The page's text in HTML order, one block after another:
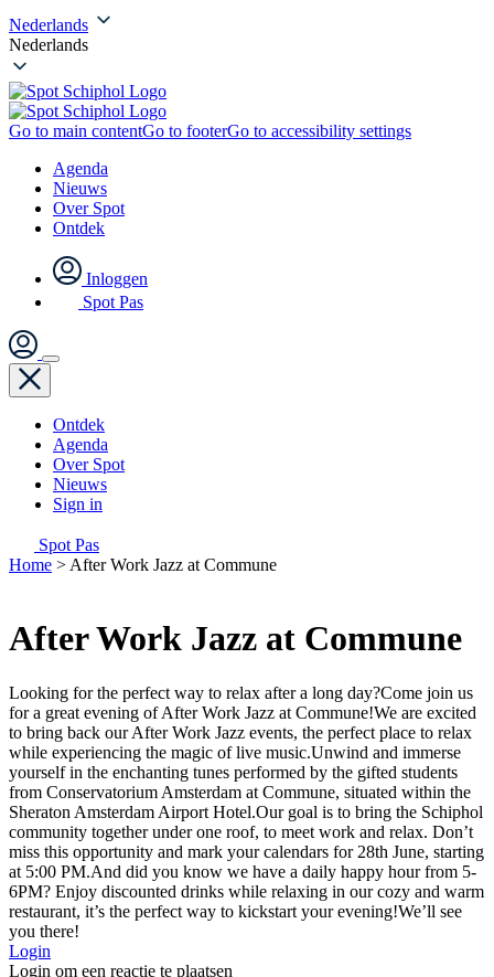
Nederlands
Nederlands
Go to main contentGo to footerGo to accessibility settings
Agenda
Nieuws
Over Spot
Ontdek
Inloggen
Spot Pas
Ontdek
Agenda
Over Spot
Nieuws
Sign in
Spot Pas
Home > After Work Jazz at Commune
After Work Jazz at Commune
Looking for the perfect way to relax after a long day?Come join us
for a great evening of After Work Jazz at Commune!We are excited
to bring back our After Work Jazz events, the perfect place to relax
while experiencing the magic of live music.Unwind and immerse
yourself in the enchanting tunes performed by the gifted students
from Conservatorium Amsterdam at Commune, situated within the
Sheraton Amsterdam Airport Hotel.Our goal is to bring the Schiphol
community together under one roof, to meet work and relax. Don’t
miss this opportunity and mark your calendars for 28th June, starting
at 5:00 PM.And did you know we have a daily happy hour from 5-
6PM? Enjoy discounted drinks while relaxing in our cozy and warm
restaurant, it’s the perfect way to kickstart your evening!We’ll see
you there!
Login
Login om een reactie te plaatsen